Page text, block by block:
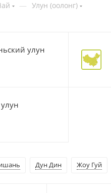
— Улун (оолонг)
улун
Дун Дин Жоу Гуй